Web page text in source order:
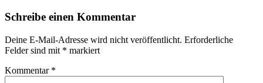
Schreibe einen Kommentar
Deine E-Mail-Adresse wird nicht veröffentlicht. Erforderliche
Felder sind mit * markiert
Kommentar *